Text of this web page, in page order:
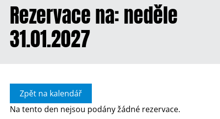
Rezervace na: neděle
31.01.2027
Zpět na kalendář
Na tento den nejsou podány žádné rezervace.